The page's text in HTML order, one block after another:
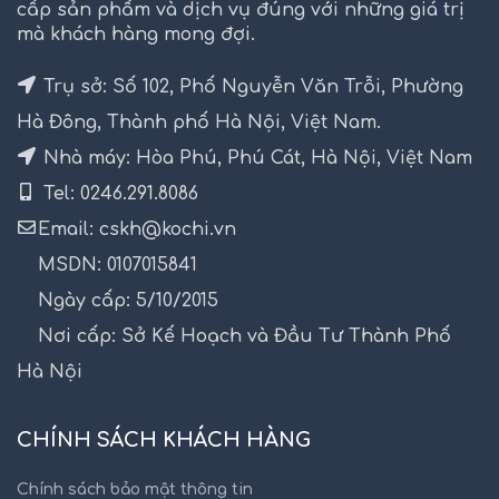
cấp sản phẩm và dịch vụ đúng với những giá trị
mà khách hàng mong đợi.
Trụ sở: Số 102, Phố Nguyễn Văn Trỗi, Phường
Hà Đông, Thành phố Hà Nội, Việt Nam.
Nhà máy: Hòa Phú, Phú Cát, Hà Nội, Việt Nam
Tel: 0246.291.8086
Email: cskh@kochi.vn
MSDN: 0107015841
Ngày cấp: 5/10/2015
Nơi cấp: Sở Kế Hoạch và Đầu Tư Thành Phố
Hà Nội
CHÍNH SÁCH KHÁCH HÀNG
Chính sách bảo mật thông tin